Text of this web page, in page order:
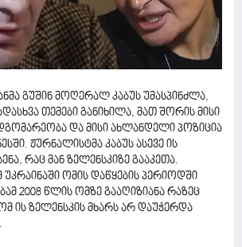
გუშინ მოღერალ კაბუს უმასპინძლა,
თემები განიხილა, მათ შორის მისი
და მისი ახლანდელი პოზიცია
ჟურნალისტმა კაბუს ასევე ის
რაც მან ზელენსკიზე გააკეთა.
უკრაინაში ომის დაწყების პერიოდში
2008 წლის ომზე გააღიზიანა რაზეც
ის ზელენსკის მხარს არ დაუჭერდა